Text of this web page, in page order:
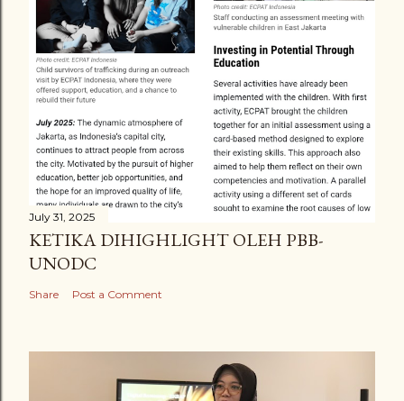
July 31, 2025
KETIKA DIHIGHLIGHT OLEH PBB-
UNODC
Share Post a Comment